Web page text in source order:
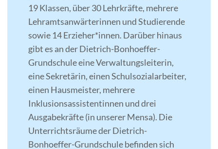
19 Klassen, über 30 Lehrkräfte, mehrere
Lehramtsanwärterinnen und Studierende
sowie 14 Erzieher*innen. Darüber hinaus
gibt es an der Dietrich-Bonhoeffer-
Grundschule eine Verwaltungsleiterin,
eine Sekretärin, einen Schulsozialarbeiter,
einen Hausmeister, mehrere
Inklusionsassistentinnen und drei
Ausgabekräfte (in unserer Mensa). Die
Unterrichtsräume der Dietrich-
Bonhoeffer-Grundschule befinden sich